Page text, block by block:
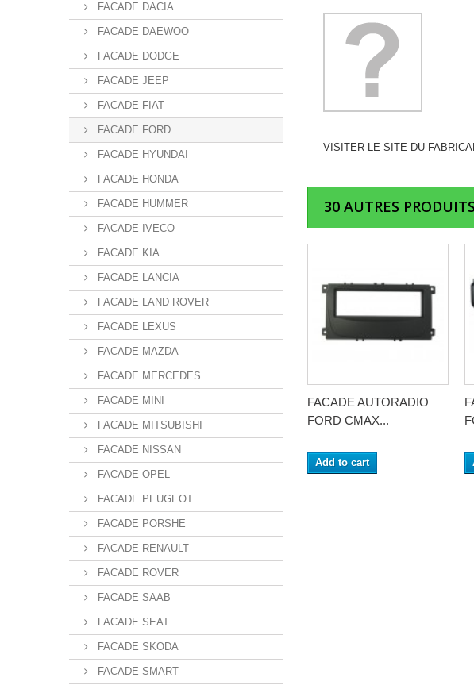
FACADE DACIA
FACADE DAEWOO
FACADE DODGE
FACADE JEEP
FACADE FIAT
FACADE FORD
FACADE HYUNDAI
FACADE HONDA
FACADE HUMMER
FACADE IVECO
FACADE KIA
FACADE LANCIA
FACADE LAND ROVER
FACADE LEXUS
FACADE MAZDA
FACADE MERCEDES
FACADE MINI
FACADE MITSUBISHI
FACADE NISSAN
FACADE OPEL
FACADE PEUGEOT
FACADE PORSHE
FACADE RENAULT
FACADE ROVER
FACADE SAAB
FACADE SEAT
FACADE SKODA
FACADE SMART
VISITER LE SITE DU
30 AUTRES
FACADE AUTORADIO
FORD CMAX...
Add to cart